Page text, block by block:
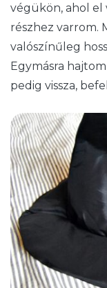
végükön, ahol el
részhez varrom.
valószínűleg
Egymásra
pedig vissza,